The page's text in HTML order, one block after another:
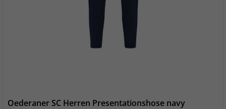
Oederaner SC Herren Presentationshose navy